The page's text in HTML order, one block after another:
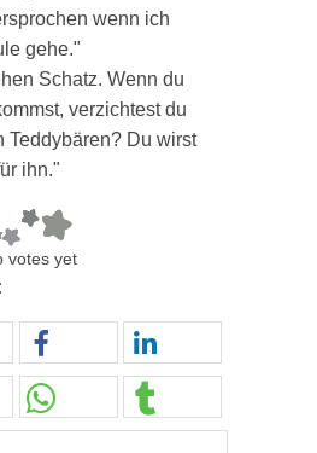
wenn ich
gehe."
Schatz. Wenn du
verzichtest du
Teddybären? Du wirst
ihn."
votes yet